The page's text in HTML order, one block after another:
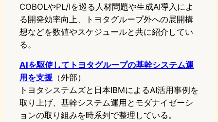
COBOLやPL/Iを巡る人材問題や生成AI導入によ
る開発効率向上、トヨタグループ外への展開構
想などを数値やスケジュールと共に紹介してい
る。
AIを駆使してトヨタグループの基幹システム運
用を支援 （外部）
トヨタシステムズと日本IBMによるAI活用事例を
取り上げ、基幹システム運用とモダナイゼーシ
ョンの取り組みを時系列で整理している。